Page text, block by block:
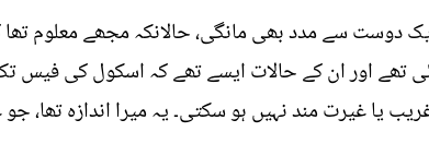
دوست سے مدد بھی مانگی، حالانکہ مجھے معلوم تھا
تھے اور ان کے حالات ایسے تھے کہ اسکول کی فیس
یا غیرت مند نہیں ہو سکتی۔ یہ میرا اندازہ تھا،